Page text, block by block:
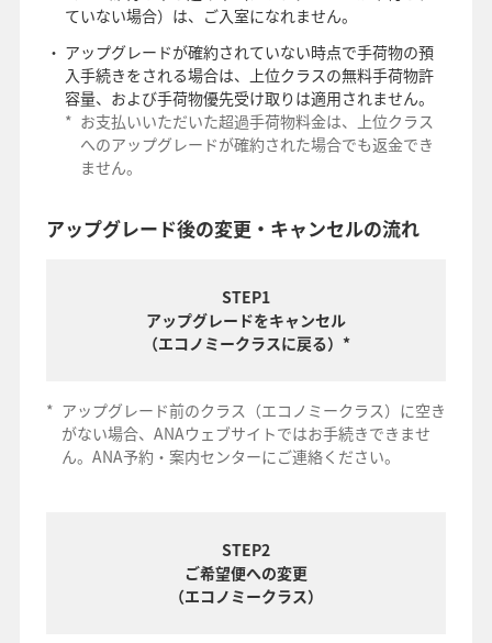
ていない場合）は、ご入室になれません。
アップグレードが確約されていない時点で手荷物の預
入手続きをされる場合は、上位クラスの無料手荷物許
容量、および手荷物優先受け取りは適用されません。
* お支払いいただいた超過手荷物料金は、上位クラス
へのアップグレードが確約された場合でも返金でき
ません。
アップグレード後の変更・キャンセルの流れ
STEP1
アップグレードをキャンセル
（エコノミークラスに戻る）*
* アップグレード前のクラス（エコノミークラス）に空き
がない場合、ANAウェブサイトではお手続きできませ
ん。ANA予約・案内センターにご連絡ください。
STEP2
ご希望便への変更
（エコノミークラス）